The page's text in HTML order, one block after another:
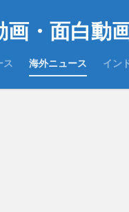
ス 海外ニュース イン